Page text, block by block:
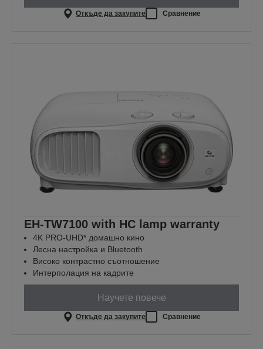
Откъде да закупите Сравнение
EH-TW7100 with HC lamp warranty
4K PRO-UHD* домашно кино
Лесна настройка и Bluetooth
Високо контрастно съотношение
Интерполация на кадрите
Научете повече
Откъде да закупите Сравнение